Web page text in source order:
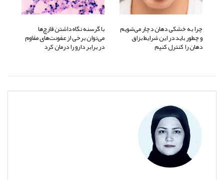
چرا به خشکی دهان دچار می‌شویم
و چطور باید در این شرایط بزاق
دهان را کنترل کنیم
با گرسنه نگاه داشتن قارچ‌ها
می‌توان برخی از عفونت‌های مقاوم
در برابر دارو را درمان کرد